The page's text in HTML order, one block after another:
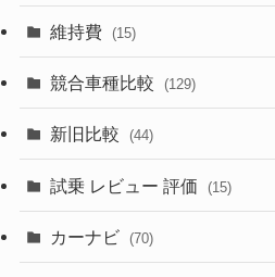
(357)
(328)
(253)
(85)
(84)
(50)
(58)
(3)
(3)
(1)
(5)
(7)
維持費 (15)
競合車種比較 (129)
新旧比較 (44)
試乗 レビュー 評価 (15)
カーナビ (70)